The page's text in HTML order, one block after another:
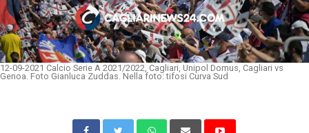
12-09-2021 Calcio Serie A 2021/2022, Cagliari, Unipol Domus, Cagliari vs
Genoa. Foto Gianluca Zuddas. Nella foto: tifosi Curva Sud